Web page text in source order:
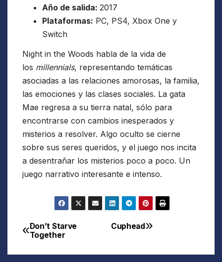
Año de salida: 2017
Plataformas: PC, PS4, Xbox One y
Switch
Night in the Woods habla de la vida de
los millennials, representando temáticas
asociadas a las relaciones amorosas, la familia,
las emociones y las clases sociales. La gata
Mae regresa a su tierra natal, sólo para
encontrarse con cambios inesperados y
misterios a resolver. Algo oculto se cierne
sobre sus seres queridos, y el juego nos incita
a desentrañar los misterios poco a poco. Un
juego narrativo interesante e intenso.
Navegación
de
Cuphead
Don’t Starve
Together